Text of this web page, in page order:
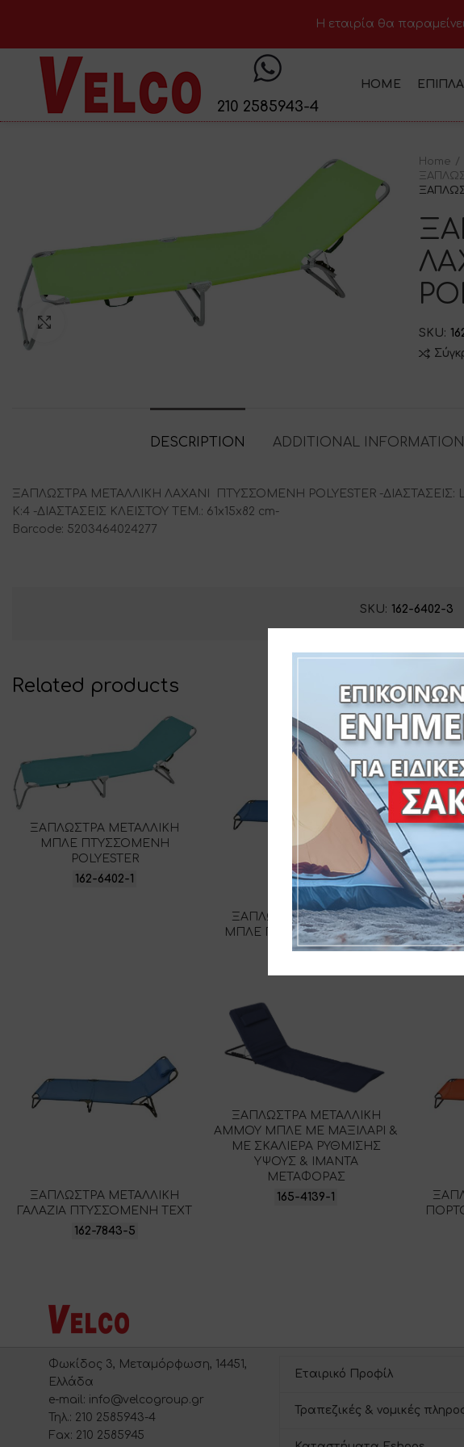
210 2585943-4
HOME ΕΠΙΠΛΑ
Home
SKU:
DESCRIPTION ADDITIONAL INFORMATION
ΞΑΠΛΩΣΤΡΑ ΜΕΤΑΛΛΙΚΗ ΛΑΧΑΝΙ ΠΤΥΣΣΟΜΕΝΗ POLYESTER -ΔΙΑΣΤΑΣΕΙΣ:
Κ:4 -ΔΙΑΣΤΑΣΕΙΣ ΚΛΕΙΣΤΟΥ ΤΕΜ.: 61x15x82 cm-
Barcode: 5203464024277
SKU: 162-6402-3
Related products
ΞΑΠΛΩΣΤΡΑ ΜΕΤΑΛΛΙΚΗ
ΜΠΛΕ ΠΤΥΣΣΟΜΕΝΗ
POLYESTER
162-6402-1
ΞΑΠΛΩΣΤΡΑ ΜΕΤΑΛΛΙΚΗ
ΜΠΛΕ ΠΤΥΣΣΟΜΕΝΗ ΤΕΧΤ
162-7843-1
ΞΑΠΛΩΣΤΡΑ ΜΕΤΑΛΛΙΚΗ
ΓΑΛΑΖΙΑ ΠΤΥΣΣΟΜΕΝΗ ΤΕΧΤ
162-7843-5
ΞΑΠΛΩΣΤΡΑ ΜΕΤΑΛΛΙΚΗ
ΑΜΜΟΥ ΜΠΛΕ ΜΕ ΜΑΞΙΛΑΡΙ &
ΜΕ ΣΚΑΛΙΕΡΑ ΡΥΘΜΙΣΗΣ
ΥΨΟΥΣ & ΙΜΑΝΤΑ
ΜΕΤΑΦΟΡΑΣ
165-4139-1
Φωκίδος 3, Μεταμόρφωση, 14451,
Ελλάδα
e-mail: info@velcogroup.gr
Τηλ.: 210 2585943-4
Fax: 210 2585945
Εταιρικό Προφίλ
Τραπεζικές & νομικές
H εταιρία θα